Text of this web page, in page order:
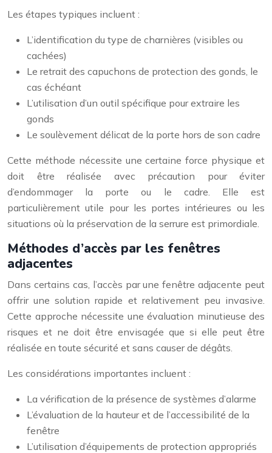
Les étapes typiques incluent :
L’identification du type de charnières (visibles ou
cachées)
Le retrait des capuchons de protection des gonds, le
cas échéant
L’utilisation d’un outil spécifique pour extraire les
gonds
Le soulèvement délicat de la porte hors de son cadre
Cette méthode nécessite une certaine force physique et
doit être réalisée avec précaution pour éviter
d’endommager la porte ou le cadre. Elle est
particulièrement utile pour les portes intérieures ou les
situations où la préservation de la serrure est primordiale.
Méthodes d’accès par les fenêtres
adjacentes
Dans certains cas, l’accès par une fenêtre adjacente peut
offrir une solution rapide et relativement peu invasive.
Cette approche nécessite une évaluation minutieuse des
risques et ne doit être envisagée que si elle peut être
réalisée en toute sécurité et sans causer de dégâts.
Les considérations importantes incluent :
La vérification de la présence de systèmes d’alarme
L’évaluation de la hauteur et de l’accessibilité de la
fenêtre
L’utilisation d’équipements de protection appropriés